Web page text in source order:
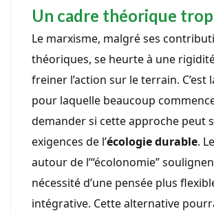
Un cadre théorique
Le marxisme, malgré ses
théoriques, se heurte à une
freiner l’action sur le terrain. C’est
pour laquelle beaucoup
demander si cette approche peut
exigences de l’écologie durable.
autour de l’“écolonomie”
nécessité d’une pensée plus
intégrative. Cette alternative